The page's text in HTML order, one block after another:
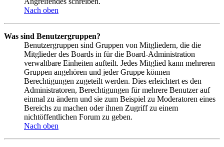
Nach oben
Was sind Benutzergruppen?
Benutzergruppen sind Gruppen von Mitgliedern, die die
Mitglieder des Boards in für die Board-Administration
verwaltbare Einheiten aufteilt. Jedes Mitglied kann mehreren
Gruppen angehören und jeder Gruppe können
Berechtigungen zugeteilt werden. Dies erleichtert es den
Administratoren, Berechtigungen für mehrere Benutzer auf
einmal zu ändern und sie zum Beispiel zu Moderatoren eines
Bereichs zu machen oder ihnen Zugriff zu einem
nichtöffentlichen Forum zu geben.
Nach oben